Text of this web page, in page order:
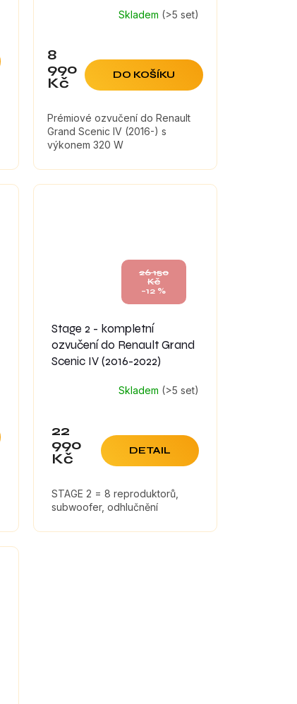
Skladem (>5 set)
8
990
Kč
DO KOŠÍKU
Prémiové ozvučení do Renault
Grand Scenic IV (2016-) s
výkonem 320 W
26 150
Kč
–12 %
Stage 2 - kompletní
ozvučení do Renault Grand
Scenic IV (2016-2022)
Skladem (>5 set)
22
990
Kč
DETAIL
STAGE 2 = 8 reproduktorů,
subwoofer, odhlučnění